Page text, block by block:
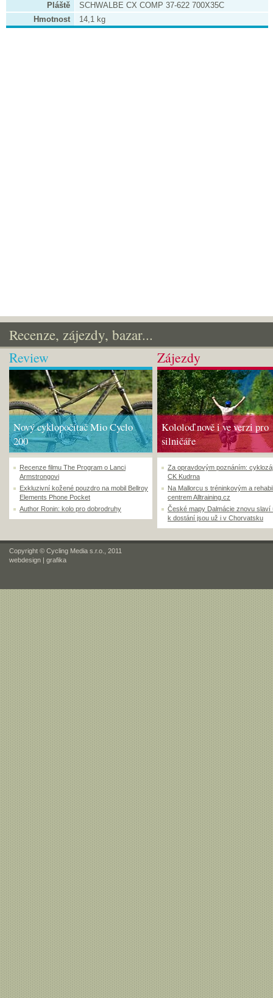
Pláště
SCHWALBE CX COMP 37-622 700X35C
Hmotnost
14,1 kg
Recenze, zájezdy, bazar...
Review
Nový cyklopočítač Mio Cyclo
200
Recenze filmu The Program o Lanci
Armstrongovi
Exkluzivní kožené pouzdro na mobil Bellroy
Elements Phone Pocket
Author Ronin: kolo pro dobrodruhy
Zájezdy
Kololoď nově i ve verzi pro
silničáře
Za opravdovým poznáním:
CK Kudrna
Na Mallorcu s tréninkovým a
centrem Alltraining.cz
České mapy Dalmácie znovu slaví
k dostání jsou už i v Chorvatsku
Copyright © Cycling Media s.r.o., 2011
webdesign | grafika